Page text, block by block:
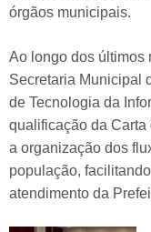
órgãos municipais.
Ao longo dos últimos
Secretaria Municipal
de Tecnologia da
qualificação da
a organização dos
população,
atendimento da